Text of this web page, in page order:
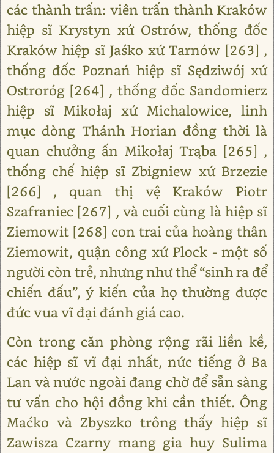
các thành trấn: viên trấn thành Kraków
hiệp sĩ Krystyn xứ Ostrów, thống đốc
Kraków hiệp sĩ Jaśko xứ Tarnów [263] ,
thống đốc Poznań hiệp sĩ Sędziwój xứ
Ostroróg [264] , thống đốc Sandomierz
hiệp sĩ Mikołaj xứ Michalowice, linh
mục dòng Thánh Horian đồng thời là
quan chưởng ấn Mikołaj Trąba [265] ,
thống chế hiệp sĩ Zbigniew xứ Brzezie
[266] , quan thị vệ Kraków Piotr
Szafraniec [267] , và cuối cùng là hiệp sĩ
Ziemowit [268] con trai của hoàng thân
Ziemowit, quận công xứ Plock - một số
người còn trẻ, nhưng như thể “sinh ra để
chiến đấu”, ý kiến của họ thường được
đức vua vĩ đại đánh giá cao.
Còn trong căn phòng rộng rãi liền kề,
các hiệp sĩ vĩ đại nhất, nức tiếng ở Ba
Lan và nước ngoài đang chờ để sẵn sàng
tư vấn cho hội đồng khi cần thiết. Ông
Maćko và Zbyszko trông thấy hiệp sĩ
Zawisza Czarny mang gia huy Sulima